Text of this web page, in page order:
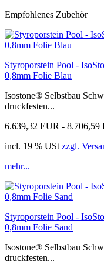
Empfohlenes Zubehör
Styroporstein Pool -
0,8mm Folie Blau
Isostone® Selbstbau
druckfesten...
6.639,32 EUR - 8.706,59
incl. 19 % USt zzgl.
mehr...
Styroporstein Pool -
0,8mm Folie Sand
Isostone® Selbstbau
druckfesten...